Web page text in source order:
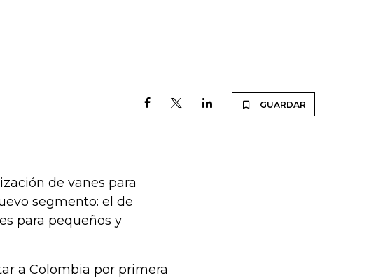
GUARDAR
de vanes para
segmento: el de
para pequeños y
a Colombia por primera